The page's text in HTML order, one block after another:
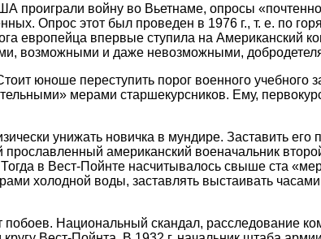
проиграли войну во Вьетнаме, опросы
Опрос этот был проведен в 1976 г., т. е. по
европейца впервые ступила на Американский
возможными и даже невозможными,
юноше переступить порог военного учебного
мерами старшекурсников. Ему,
унижать новичка в мундире. Заставить его
американский военачальник
в Вест-Пойнте насчитывалось свыше ста
холодной воды, заставлять выстаивать
Национальный скандал, расследование